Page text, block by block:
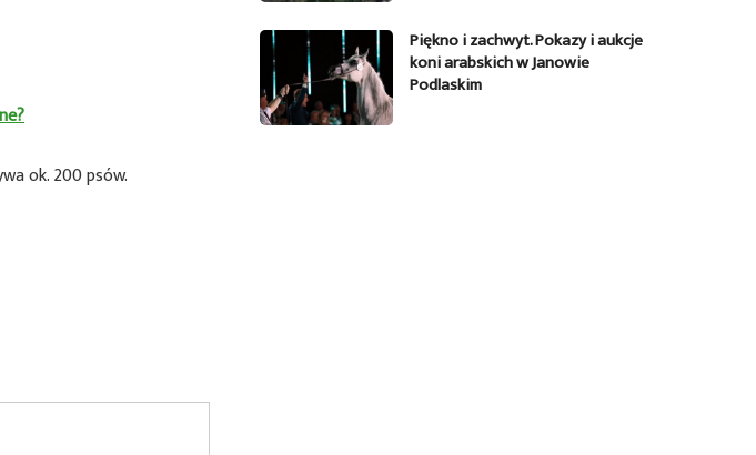
ok. 200 psów.
Piękno i zachwyt. Pokazy i aukcje
koni arabskich w Janowie
Podlaskim